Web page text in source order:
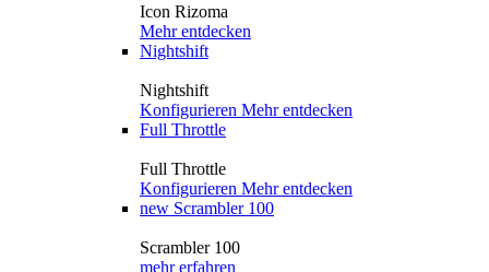
Icon Rizoma
Mehr entdecken
Nightshift
Nightshift
Konfigurieren Mehr entdecken
Full Throttle
Full Throttle
Konfigurieren Mehr entdecken
new Scrambler 100
Scrambler 100
mehr erfahren